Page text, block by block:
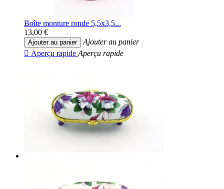
Boîte monture ronde 5,5x3,5...
13,00 €
Ajouter au panier
Ajouter au panier
 Aperçu rapide Aperçu rapide